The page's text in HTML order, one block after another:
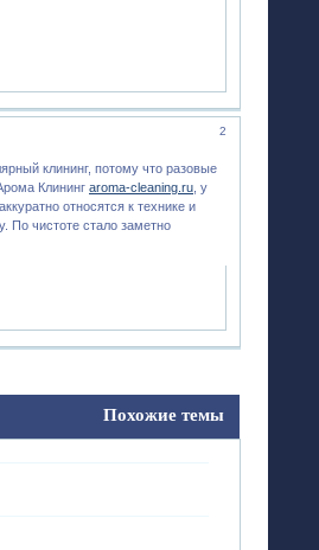
2
клининг, потому что разовые
Клинингaroma-cleaning.ru , у
относятся к технике и
По чистоте стало заметно
Похожие темы